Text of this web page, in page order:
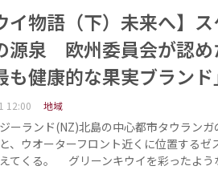
イ物語（下）未来へ】
源泉 欧州委員会が認
も健康的な果実ブランド
12:00 地域
ーランド(NZ)北島の中心都市タウラン
、ウオーターフロント近くに位置する
てくる。 グリーンキウイを彩ったよ